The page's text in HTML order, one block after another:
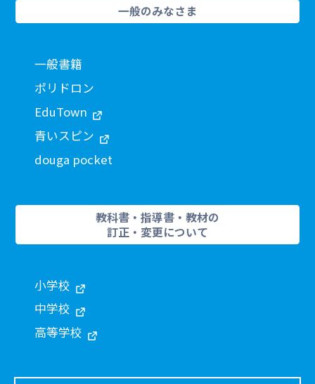
一般のみなさま
一般書籍
ポリドロン
EduTown
青いスピン
douga pocket
教科書・指導書・教材の
訂正・変更について
小学校
中学校
高等学校